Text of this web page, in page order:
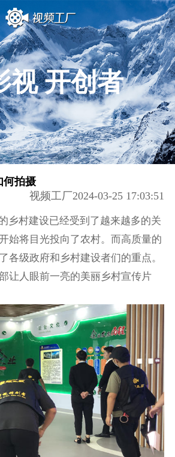
视 开创者
何拍摄
视频工厂2024-03-25 17:03:51
乡村建设已经受到了越来越多的关
始将目光投向了农村。而高质量的
各级政府和乡村建设者们的重点。
让人眼前一亮的美丽乡村宣传片